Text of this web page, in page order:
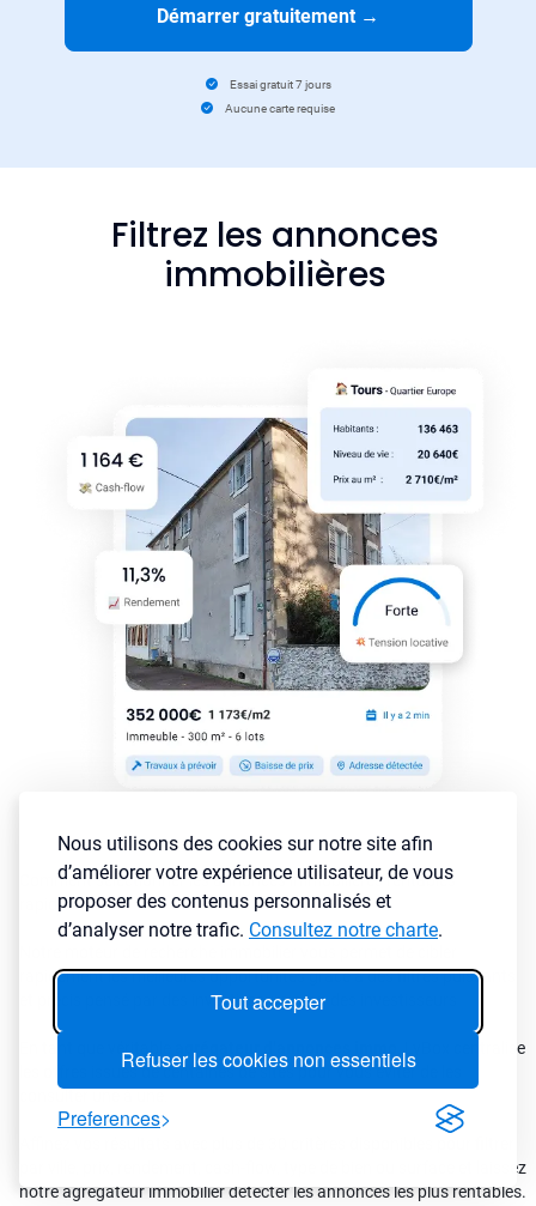
Nous utilisons des cookies sur notre site afin
d’améliorer votre expérience utilisateur, de vous
proposer des contenus personnalisés et
d’analyser notre trafic. Consultez notre charte.
Tout accepter
Refuser les cookies non essentiels
Preferences
Démarrer gratuitement →
Essai gratuit 7 jours
Aucune carte requise
Filtrez les annonces
immobilières
Comment sélectionner les annonces immobilières rentables
rapidement ?
rapidement les meilleures opportunités grâce à des filtres puissants
et précis pensé par des investisseurs pour des investisseurs
En tant que véritable agrégateur d’annonces immo
, LyBox centralise
les offres issues de centaines de sites pour vous éviter de les
par ville, prix, rendement, cash-flow, type de bien ou surface et laissez
notre agrégateur immobilier détecter les annonces les plus rentables.